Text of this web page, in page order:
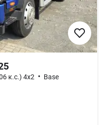
к.с.) 4x2 • Base